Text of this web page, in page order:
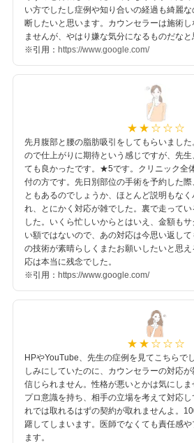
い方でしたし症例や知り合いの経過も綺麗
断したいと思います。カウンセラーは施術
ませんが、やはり嫌な気分になるものだなと
※引用： https://www.google.com/
先月腹部と腰の脂肪吸引をしてもらいまし
ので仕上がりに期待という感じですが、先
ても良かったです。★5です。クリニック全
付の方です。先日別部位の手術を予約した
ともあるのでしょうか、ほとんど説明もな
れ、とにかく対応が雑でした。裏で走って
した。いくら忙しいからとはいえ、金額も
い額ではないので、あの対応は今思い返し
の技術が素晴らしくまたお願いしたいと思
応は本当に残念でした。
※引用： https://www.google.com/
HPやYouTube、先生の症例を見てこちらで
しみにしていたのに、カウンセラーの対応
信じられません。性格が悪いとかは気にし
プロ意識を持ち、相手の立場を考えて対応
れでは取れるはずの契約が取れませんよ。
躇してしまいます。医師でなくても責任感
ます。